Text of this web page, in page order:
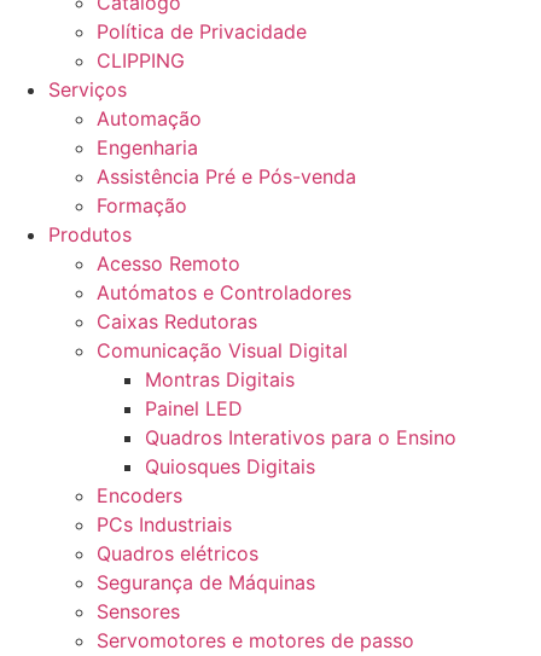
Política de Privacidade
CLIPPING
Serviços
Automação
Engenharia
Assistência Pré e Pós-venda
Formação
Produtos
Acesso Remoto
Autómatos e Controladores
Caixas Redutoras
Comunicação Visual Digital
Montras Digitais
Painel LED
Quadros Interativos para o Ensino
Quiosques Digitais
Encoders
PCs Industriais
Quadros elétricos
Segurança de Máquinas
Sensores
Servomotores e motores de passo